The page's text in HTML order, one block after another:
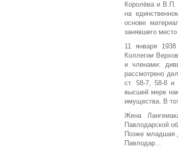
Королёва и В.П.
на
основе
занявшего
11 января
Коллегии
и членами:
рассмотрено
ст. 58-7, 58-8 и
высшей мере
имущества. В
Жена
Павлодарской
Позже младшая
Павлодар...